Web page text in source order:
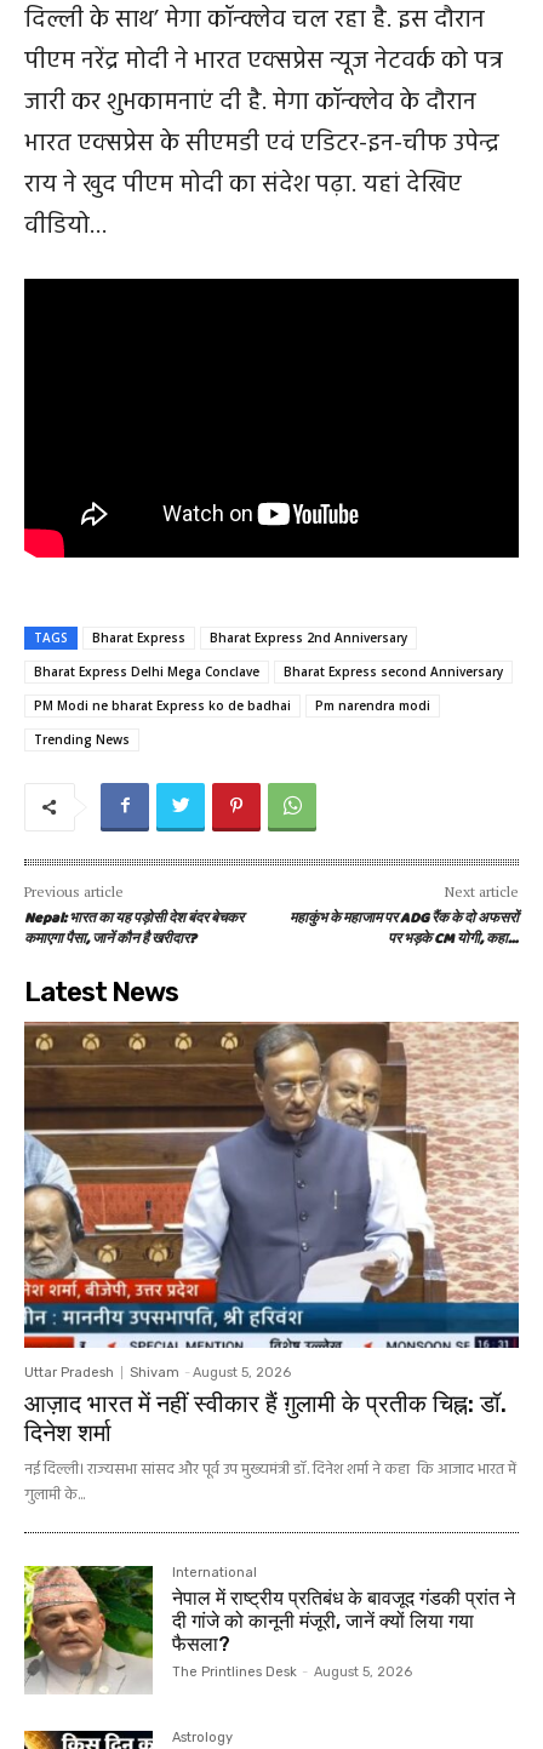
दिल्ली के साथ’ मेगा कॉन्क्लेव चल रहा है. इस दौरान
पीएम नरेंद्र मोदी ने भारत एक्सप्रेस न्यूज नेटवर्क को पत्र
जारी कर शुभकामनाएं दी है. मेगा कॉन्क्लेव के दौरान
भारत एक्सप्रेस के सीएमडी एवं एडिटर-इन-चीफ उपेन्द्र
राय ने खुद पीएम मोदी का संदेश पढ़ा. यहां देखिए
वीडियो…
TAGS Bharat Express
Bharat Express 2nd Anniversary
Bharat Express Delhi Mega Conclave
Bharat Express second Anniversary
PM Modi ne bharat Express ko de badhai
Pm narendra modi
Trending News
Previous article
Nepal: भारत का यह पड़ोसी देश बंदर बेचकर
कमाएगा पैसा, जानें कौन है खरीदार?
Next article
महाकुंभ के महाजाम पर ADG रैंक के दो अफसरों
पर भड़के CM योगी, कहा…
Latest News
Uttar Pradesh Shivam - August 5, 2026
आज़ाद भारत में नहीं स्वीकार हैं ग़ुलामी के प्रतीक चिह्न: डॉ.
दिनेश शर्मा
नई दिल्ली। राज्यसभा सांसद और पूर्व उप मुख्यमंत्री डॉ. दिनेश शर्मा ने कहा कि आजाद भारत में
गुलामी के...
International
नेपाल में राष्ट्रीय प्रतिबंध के बावजूद गंडकी प्रांत ने
दी गांजे को कानूनी मंजूरी, जानें क्यों लिया गया
फैसला?
The Printlines Desk - August 5, 2026
Astrology